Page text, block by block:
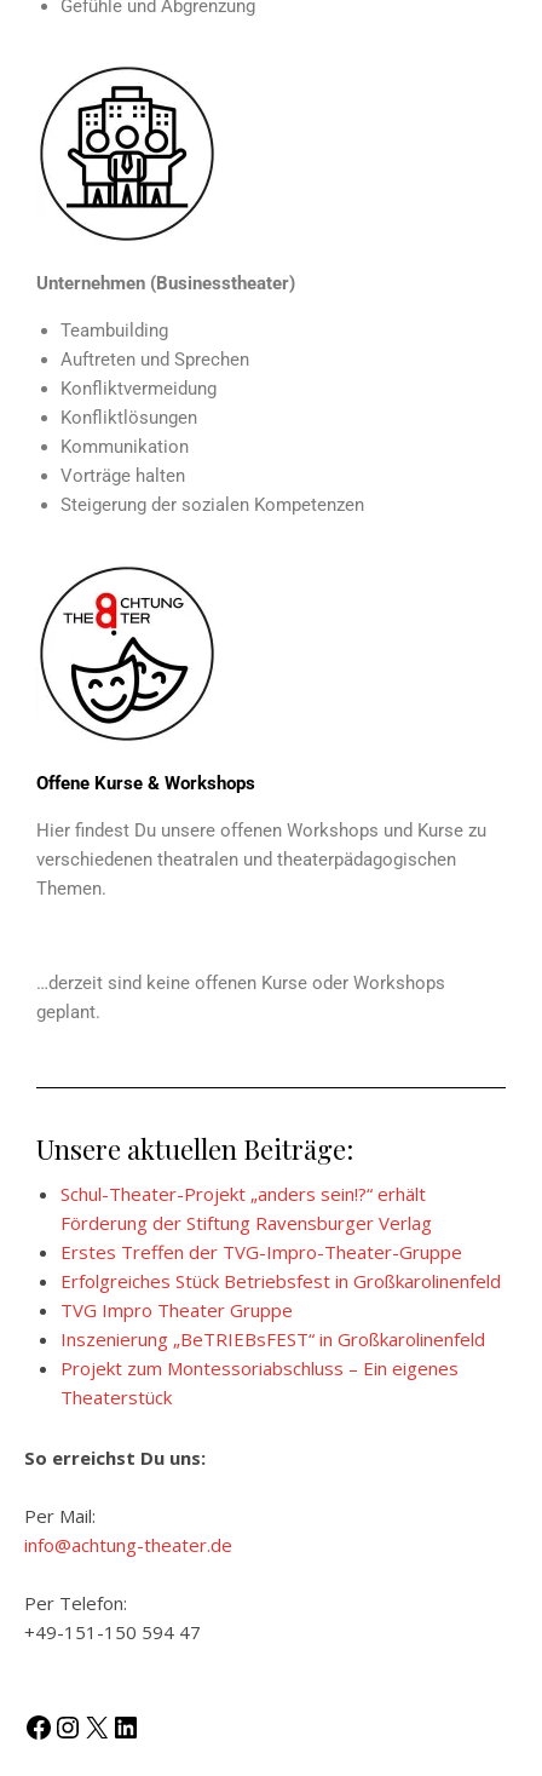
Gefühle und Abgrenzung
Unternehmen (Businesstheater)
Teambuilding
Auftreten und Sprechen
Konfliktvermeidung
Konfliktlösungen
Kommunikation
Vorträge halten
Steigerung der sozialen Kompetenzen
Offene Kurse & Workshops
Hier findest Du unsere offenen Workshops und Kurse zu
verschiedenen theatralen und theaterpädagogischen
Themen.
…derzeit sind keine offenen Kurse oder Workshops
geplant.
Unsere aktuellen Beiträge:
Schul-Theater-Projekt „anders sein!?“ erhält
Förderung der Stiftung Ravensburger Verlag
Erstes Treffen der TVG-Impro-Theater-Gruppe
Erfolgreiches Stück Betriebsfest in Großkarolinenfeld
TVG Impro Theater Gruppe
Inszenierung „BeTRIEBsFEST“ in Großkarolinenfeld
Projekt zum Montessoriabschluss – Ein eigenes
Theaterstück
So erreichst Du uns:
Per Mail:
info@achtung-theater.de
Per Telefon:
+49-151-150 594 47